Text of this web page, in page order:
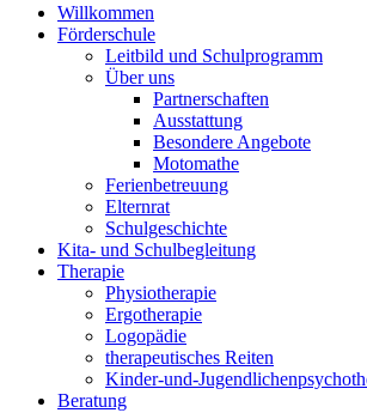
Willkommen
Förderschule
Leitbild und Schulprogramm
Über uns
Partnerschaften
Ausstattung
Besondere Angebote
Motomathe
Ferienbetreuung
Elternrat
Schulgeschichte
Kita- und Schulbegleitung
Therapie
Physiotherapie
Ergotherapie
Logopädie
therapeutisches Reiten
Kinder-und-
Beratung